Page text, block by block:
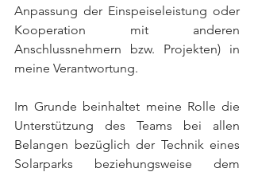
Anpassung der Einspeiseleistung oder
Kooperation mit anderen
Anschlussnehmern bzw. Projekten) in
meine Verantwortung.
Im Grunde beinhaltet meine Rolle die
Unterstützung des Teams bei allen
Belangen bezüglich der Technik eines
Solarparks beziehungsweise dem